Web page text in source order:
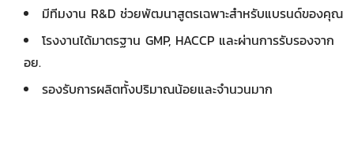
มีทีมงาน R&D ช่วยพัฒนาสูตรเฉพาะสำหรับแบรนด์ของคุณ
โรงงานได้มาตรฐาน GMP, HACCP และผ่านการรับรองจาก
อย.
รองรับการผลิตทั้งปริมาณน้อยและจำนวนมาก